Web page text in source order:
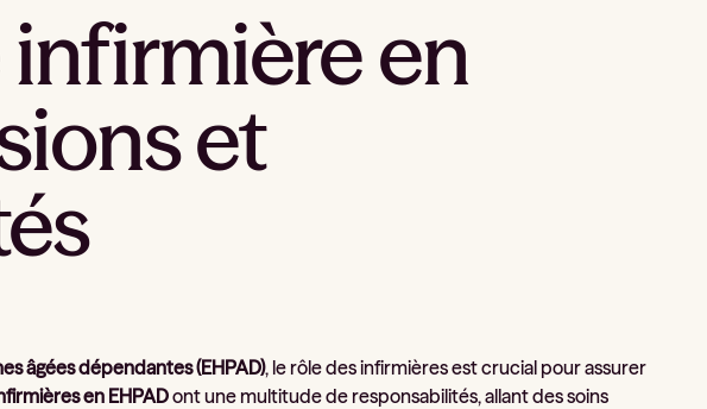
infirmière en
et
âgées dépendantes (EHPAD), le rôle des infirmières est crucial pour assurer
en EHPADont une multitude de responsabilités, allant des soins